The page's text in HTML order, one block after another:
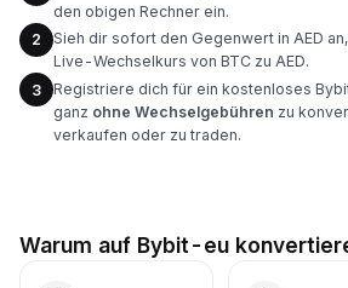
den obigen Rechner ein.
2
Sieh dir sofort den Gegenwert in AED
Live-Wechselkurs von BTC zu AED.
3
Registriere dich für ein kostenloses
ganz ohne Wechselgebühren zu
verkaufen oder zu traden.
Warum auf Bybit-eu